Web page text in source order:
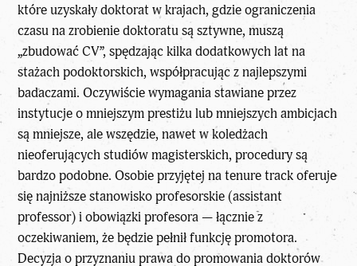
które uzyskały doktorat w krajach, gdzie ograniczenia
czasu na zrobienie doktoratu są sztywne, muszą
„zbudować CV”, spędzając kilka dodatkowych lat na
stażach podoktorskich, współpracując z najlepszymi
badaczami. Oczywiście wymagania stawiane przez
instytucje o mniejszym prestiżu lub mniejszych ambicjach
są mniejsze, ale wszędzie, nawet w koledżach
nieoferujących studiów magisterskich, procedury są
bardzo podobne. Osobie przyjętej na tenure track oferuje
się najniższe stanowisko profesorskie (assistant
professor) i obowiązki profesora — łącznie z
oczekiwaniem, że będzie pełnił funkcję promotora.
Decyzja o przyznaniu prawa do promowania doktorów